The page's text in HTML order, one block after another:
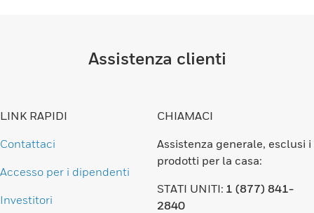
Assistenza clienti
LINK RAPIDI
Contattaci
Accesso per i dipendenti
Investitori
CHIAMACI
Assistenza generale, esclusi i
prodotti per la casa:
STATI UNITI: 1 (877) 841-
2840